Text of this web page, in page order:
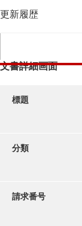
更新履歴
文書詳細画面
標題
分類
請求番号